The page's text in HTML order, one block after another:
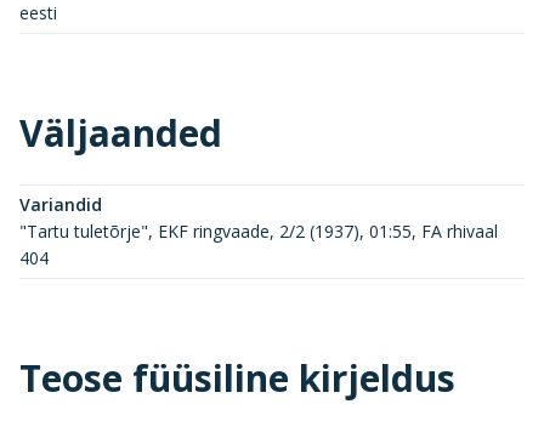
eesti
Väljaanded
Variandid
"Tartu tuletõrje", EKF ringvaade, 2/2 (1937), 01:55, FA rhivaal
404
Teose füüsiline kirjeldus